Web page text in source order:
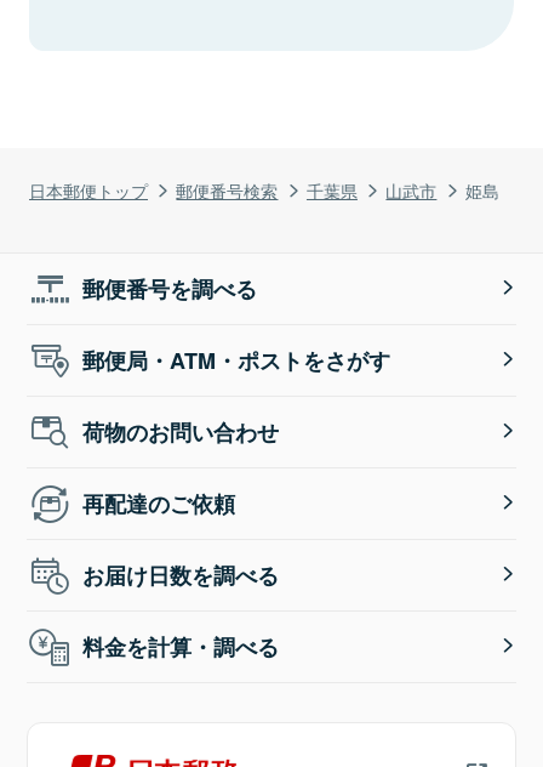
日本郵便トップ 郵便番号検索 千葉県 山武市 姫島
郵便番号を調べる
郵便局・ATM・ポストをさがす
荷物のお問い合わせ
再配達のご依頼
お届け日数を調べる
料金を計算・調べる